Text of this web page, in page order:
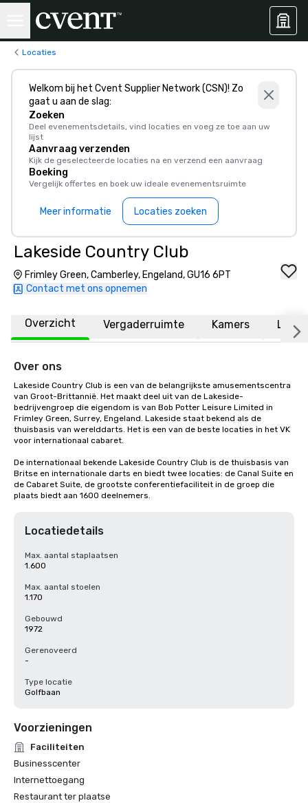
Locaties
Welkom bij het Cvent Supplier Network (CSN)! Zo
gaat u aan de slag:
Zoeken
Deel evenementsdetails, vind locaties en voeg ze toe aan uw
lijst
Aanvraag verzenden
Kijk de geselecteerde locaties na en verzend een aanvraag
Boeking
Vergelijk offertes en boek uw ideale evenementsruimte
Meer informatie Locaties zoeken
Lakeside Country Club
Frimley Green, Camberley, Engeland, GU16 6PT
Contact met ons opnemen
Overzicht Vergaderruimte Kamers
Over ons
Lakeside Country Club is een van de belangrijkste amusementscentra
van Groot-Brittannië. Het maakt deel uit van de Lakeside-
bedrijvengroep die eigendom is van Bob Potter Leisure Limited in
Frimley Green, Surrey, Engeland. Lakeside staat bekend als de
thuisbasis van werelddarts. Het is een van de beste locaties in het VK
voor internationaal cabaret.
De internationaal bekende Lakeside Country Club is de thuisbasis van
Britse en internationale darts en biedt twee locaties: de Canal Suite en
de Cabaret Suite, de grootste conferentiefaciliteit in de groep die
plaats biedt aan 1600 deelnemers.
Locatiedetails
Max. aantal staplaatsen
1.600
Max. aantal stoelen
1.170
Gebouwd
1972
Gerenoveerd
-
Type locatie
Golfbaan
Voorzieningen
Faciliteiten
Businesscenter
Internettoegang
Restaurant ter plaatse